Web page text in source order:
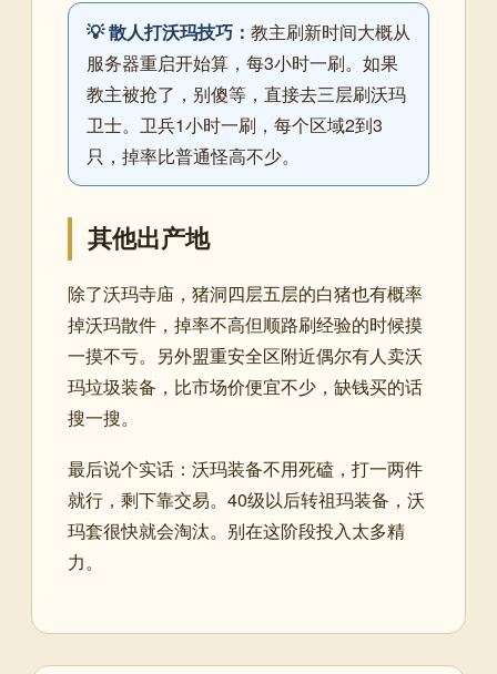
💡 散人打沃玛技巧： 教主刷新时间大概从
服务器重启开始算，每3小时一刷。如果
教主被抢了，别傻等，直接去三层刷沃玛
卫士。卫兵1小时一刷，每个区域2到3
只，掉率比普通怪高不少。
其他出产地
除了沃玛寺庙，猪洞四层五层的白猪也有概率
掉沃玛散件，掉率不高但顺路刷经验的时候摸
一摸不亏。另外盟重安全区附近偶尔有人卖沃
玛垃圾装备，比市场价便宜不少，缺钱买的话
搜一搜。
最后说个实话：沃玛装备不用死磕，打一两件
就行，剩下靠交易。40级以后转祖玛装备，沃
玛套很快就会淘汰。别在这阶段投入太多精
力。